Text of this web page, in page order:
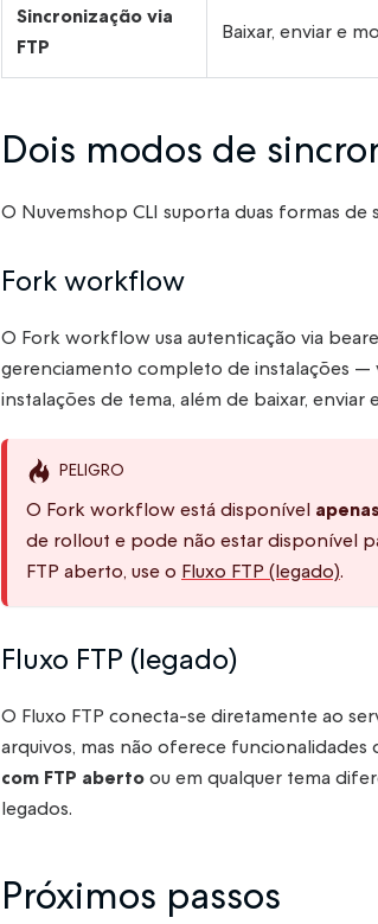
Sincronização via
FTP
Baixar, enviar e
Dois modos de
O Nuvemshop CLI suporta duas formas de
Fork workflow
O Fork workflow usa autenticação via
gerenciamento completo de instalações —
instalações de tema, além de baixar, enviar
PELIGRO
O Fork workflow está disponível
de rollout e pode não estar disponível
FTP aberto, use o Fluxo FTP (legado).
Fluxo FTP (legado)
O Fluxo FTP conecta-se diretamente ao
arquivos, mas não oferece
com FTP abertoou em qualquer tema
legados.
Próximos passos